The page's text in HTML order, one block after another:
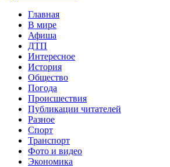
Главная
В мире
Афиша
ДТП
Интересное
История
Общество
Погода
Происшествия
Публикации читателей
Разное
Спорт
Транспорт
Фото и видео
Экономика